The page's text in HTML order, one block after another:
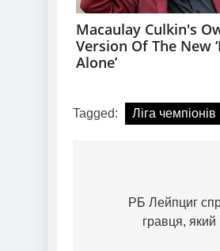
Tagged: Ліга чемпіонів
записівРБ Лейпциг
гравця,